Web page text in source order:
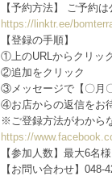
【予約方法】 ご予約
https://linktr.ee/
【登録の手順】
①上のURLからクリッ
②追加をクリック
③メッセージで【〇月
④お店からの返信をお
※ご登録方法がわから
https://
【参加人数】最大6名
【お問い合わせ】